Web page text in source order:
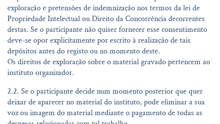
exploração e pretensões de indemnização nos termos da lei de
Propriedade Intelectual ou Direito da Concorrência decorrentes
destas. Se o participante não quiser fornecer esse consentimento
deve-se opor explicitamente por escrito à realização de tais
depósitos antes do registo ou no momento deste.
Os direitos de exploração sobre o material gravado pertencem ao
instituto organizador.
2.2. Se o participante decide num momento posterior que quer
deixar de aparecer no material do instituto, pode eliminar a sua
voz ou imagem do material mediante o pagamento de todas as